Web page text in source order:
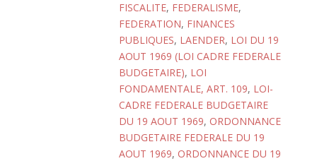
FISCALITE, FEDERALISME,
FEDERATION, FINANCES
PUBLIQUES, LAENDER, LOI DU 19
AOUT 1969 (LOI CADRE FEDERALE
BUDGETAIRE), LOI
FONDAMENTALE, ART. 109, LOI-
CADRE FEDERALE BUDGETAIRE
DU 19 AOUT 1969, ORDONNANCE
BUDGETAIRE FEDERALE DU 19
AOUT 1969, ORDONNANCE DU 19